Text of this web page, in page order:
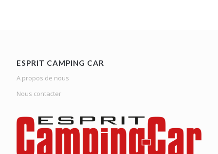
ESPRIT CAMPING CAR
A propos de nous
Nous contacter